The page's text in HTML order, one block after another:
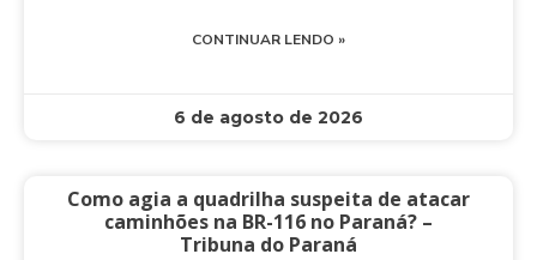
CONTINUAR LENDO »
6 de agosto de 2026
Como agia a quadrilha suspeita de atacar
caminhões na BR-116 no Paraná? –
Tribuna do Paraná